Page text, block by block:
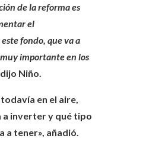
de la reforma es
el
fondo, que va a
importante en los
dijo Niño.
en el aire,
a inverter y qué tipo
a tener», añadió.